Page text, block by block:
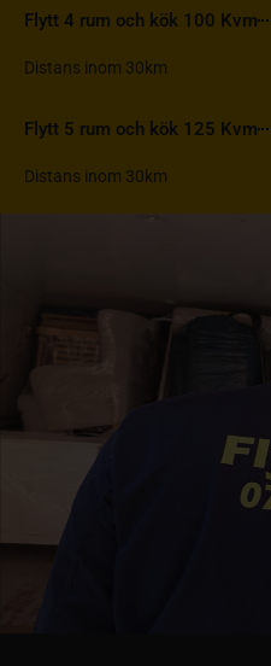
Flytt 4 rum och kök 100 Kvm
Distans inom 30km
Flytt 5 rum och kök 125 Kvm
Distans inom 30km